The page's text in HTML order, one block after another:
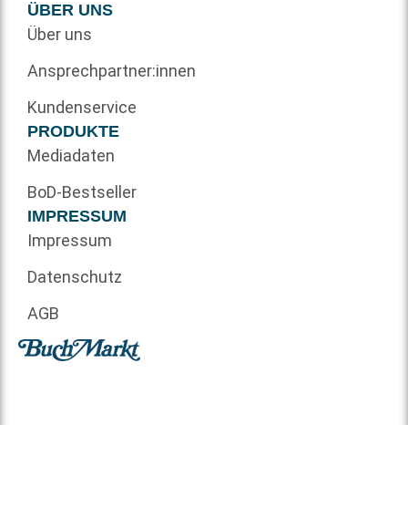
ÜBER UNS
Über uns
Ansprechpartner:innen
Kundenservice
PRODUKTE
Mediadaten
BoD-Bestseller
IMPRESSUM
Impressum
Datenschutz
AGB